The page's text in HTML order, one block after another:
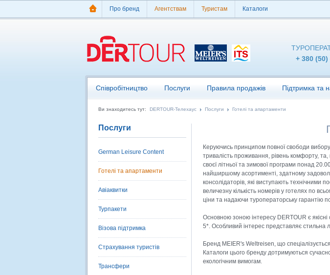
Про бренд Агентствам Туристам Каталоги
+ 380 (50)
Співробітництво Послуги Правила продажів Підтримка та
Ви знаходитесь тут: DERTOUR-Телехаус Послуги Готелі та апартаменти
Послуги
German Leisure Content
Готелі та апартаменти
Авіаквитки
Турпакети
Візова підтримка
Страхування туристів
Трансфери
Керуючись принципом повної свободи
тривалість проживання, рівень комфорту,
своєї літньої та зимової програми понад
найширшому асортименті, здатному
консолідаторів, які виступають
величезну кількість номерів у готелях по
ціни та надаючи туроператорську гарантію
Основною зоною інтересу DERTOUR є
5*. Особливий інтерес представляє стильна
Бренд MEIER's Weltreisen, що
Каталоги цього бренду дотримуються
екологічним вимогам.